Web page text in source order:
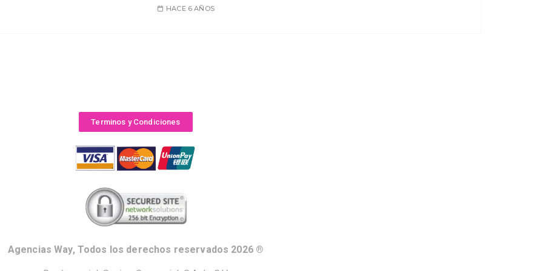
HACE 6 AÑOS
Terminos y Condiciones
Agencias Way, Todos los derechos reservados 2026 ®